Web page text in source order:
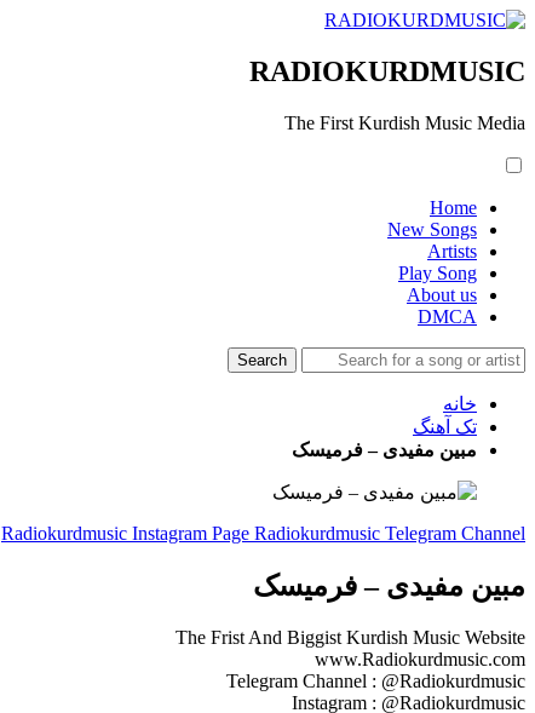
RADIOKURDMUSIC
The First Kurdish Music Media
Home
New Songs
Artists
Play Song
About us
DMCA
خانه
تک آهنگ
مبین مفیدی – فرمیسک
Radiokurdmusic Instagram Page Radiokurdmusic Telegram Channel
مبین مفیدی – فرمیسک
The Frist And Biggist Kurdish Music Website
www.Radiokurdmusic.com
Telegram Channel : @Radiokurdmusic
Instagram : @Radiokurdmusic